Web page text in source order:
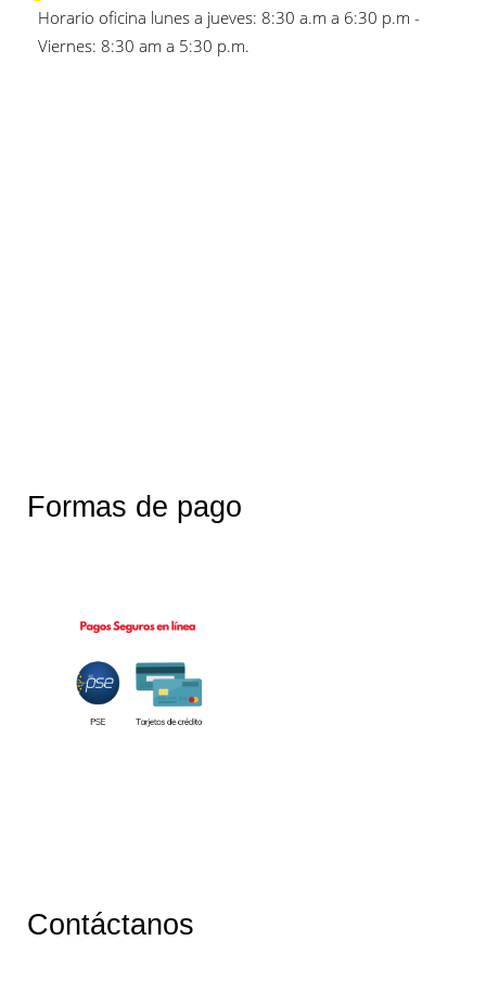
Horario oficina lunes a jueves: 8:30 a.m a 6:30 p.m -
Viernes: 8:30 am a 5:30 p.m.
Formas de pago
Contáctanos